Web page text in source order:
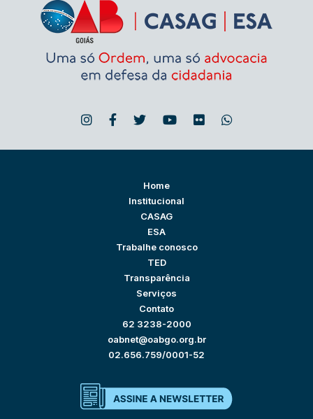
Home
Institucional
CASAG
ESA
Trabalhe conosco
TED
Transparência
Serviços
Contato
62 3238-2000
oabnet@oabgo.org.br
02.656.759/0001-52